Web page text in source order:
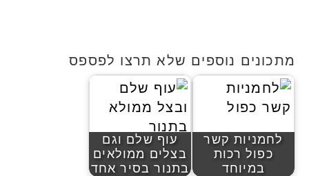
מתכונים נוספים שלא תרצו לפספס
לחמניות קשר
כפול רכות
במיוחד
עוף שלם וגם
בצלים ממולאים
בתנור בסיר אחד